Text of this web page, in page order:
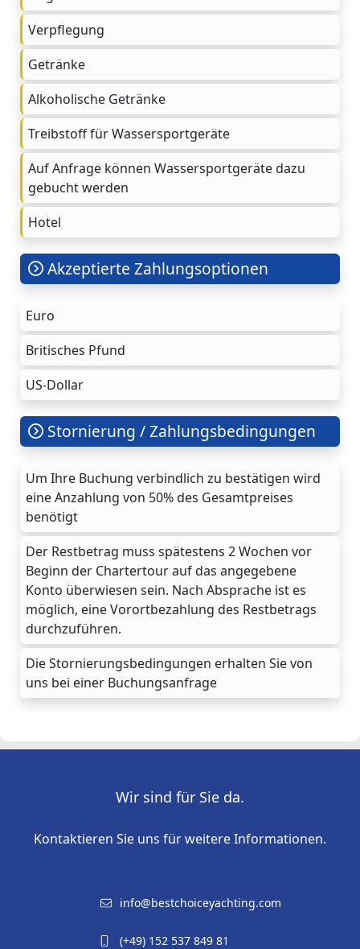
Verpflegung
Getränke
Alkoholische Getränke
Treibstoff für Wassersportgeräte
Auf Anfrage können Wassersportgeräte dazu
gebucht werden
Hotel
Akzeptierte Zahlungsoptionen
Euro
Britisches Pfund
US-Dollar
Stornierung / Zahlungsbedingungen
Um Ihre Buchung verbindlich zu bestätigen wird
eine Anzahlung von 50% des Gesamtpreises
benötigt
Der Restbetrag muss spätestens 2 Wochen vor
Beginn der Chartertour auf das angegebene
Konto überwiesen sein. Nach Absprache ist es
möglich, eine Vorortbezahlung des Restbetrags
durchzuführen.
Die Stornierungsbedingungen erhalten Sie von
uns bei einer Buchungsanfrage
Wir sind für Sie da.
Kontaktieren Sie uns für weitere Informationen.
info@bestchoiceyachting.com
(+49) 152 537 849 81